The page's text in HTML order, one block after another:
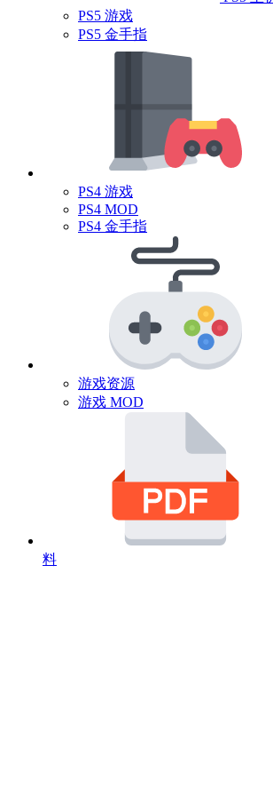
PS5 游戏
PS5 金手指
PS4 游戏
PS4 MOD
PS4 金手指
游戏资源
游戏 MOD
料